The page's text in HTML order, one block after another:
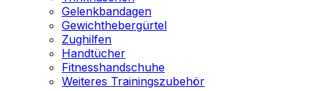
Gelenkbandagen
Gewichthebergürtel
Zughilfen
Handtücher
Fitnesshandschuhe
Weiteres Trainingszubehör